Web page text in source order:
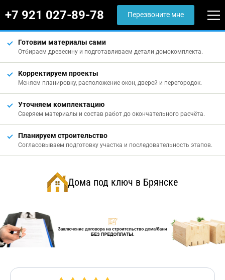
+7 921 027-89-78 Перезвоните мне
Готовим материалы сами
Отбираем древесину и подготавливаем детали домокомплекта.
Корректируем проекты
Меняем планировку, расположение окон, дверей и перегородок.
Уточняем комплектацию
Сверяем материалы и состав работ до окончательного расчёта.
Планируем строительство
Согласовываем подготовку участка и последовательность этапов.
Дома под ключ в Брянске